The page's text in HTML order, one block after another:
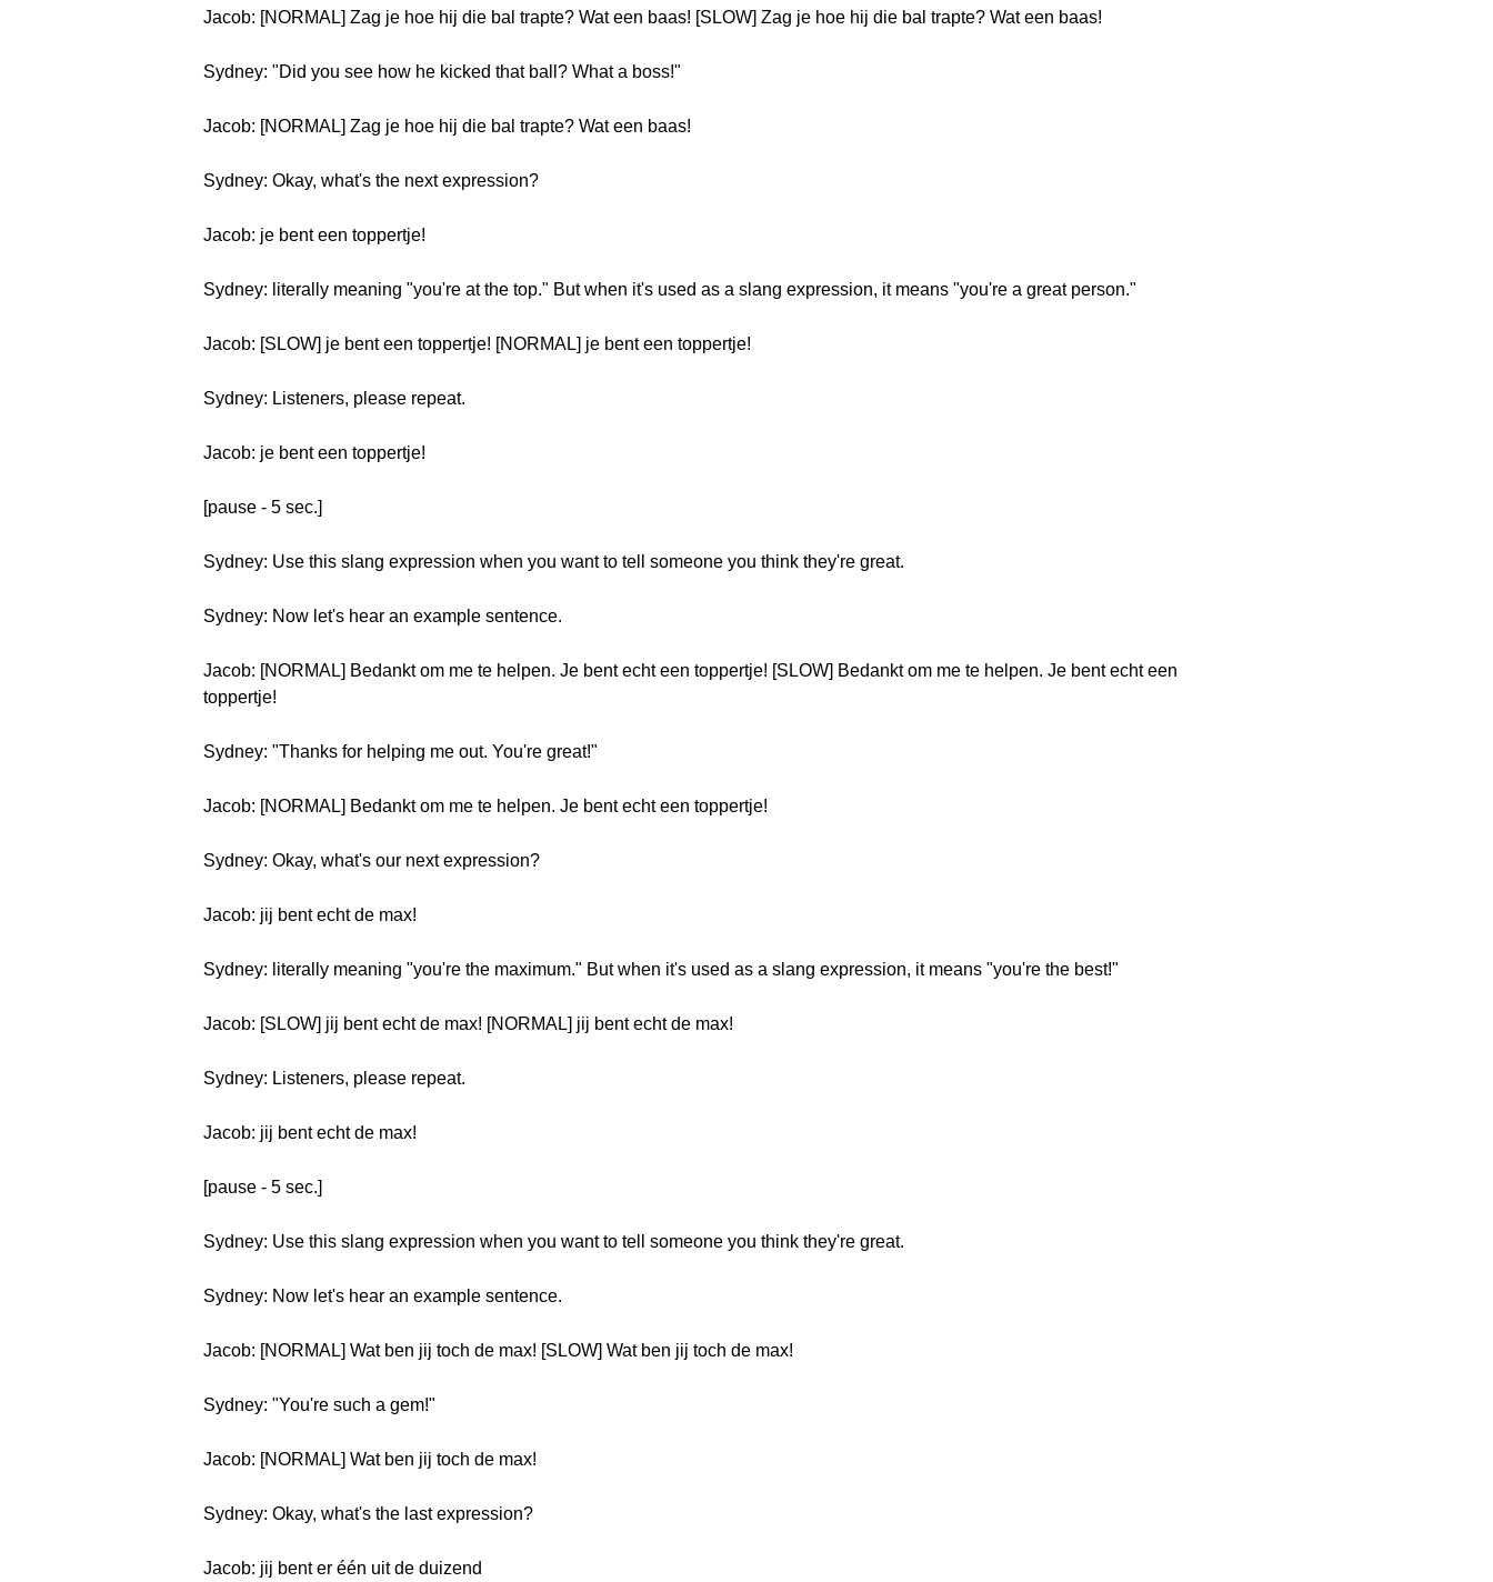
Jacob: [NORMAL] Zag je hoe hij die bal trapte? Wat een baas! [SLOW] Zag je hoe hij die bal trapte? Wat een baas!
Sydney: "Did you see how he kicked that ball? What a boss!"
Jacob: [NORMAL] Zag je hoe hij die bal trapte? Wat een baas!
Sydney: Okay, what's the next expression?
Jacob: je bent een toppertje!
Sydney: literally meaning "you're at the top." But when it's used as a slang expression, it means "you're a great person."
Jacob: [SLOW] je bent een toppertje! [NORMAL] je bent een toppertje!
Sydney: Listeners, please repeat.
Jacob: je bent een toppertje!
[pause - 5 sec.]
Sydney: Use this slang expression when you want to tell someone you think they're great.
Sydney: Now let's hear an example sentence.
Jacob: [NORMAL] Bedankt om me te helpen. Je bent echt een toppertje! [SLOW] Bedankt om me te helpen. Je bent echt een
toppertje!
Sydney: "Thanks for helping me out. You're great!"
Jacob: [NORMAL] Bedankt om me te helpen. Je bent echt een toppertje!
Sydney: Okay, what's our next expression?
Jacob: jij bent echt de max!
Sydney: literally meaning "you're the maximum." But when it's used as a slang expression, it means "you're the best!"
Jacob: [SLOW] jij bent echt de max! [NORMAL] jij bent echt de max!
Sydney: Listeners, please repeat.
Jacob: jij bent echt de max!
[pause - 5 sec.]
Sydney: Use this slang expression when you want to tell someone you think they're great.
Sydney: Now let's hear an example sentence.
Jacob: [NORMAL] Wat ben jij toch de max! [SLOW] Wat ben jij toch de max!
Sydney: "You're such a gem!"
Jacob: [NORMAL] Wat ben jij toch de max!
Sydney: Okay, what's the last expression?
Jacob: jij bent er één uit de duizend